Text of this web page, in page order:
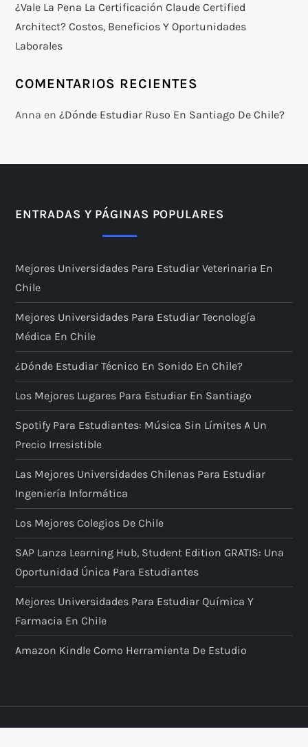
¿Vale La Pena La Certificación Claude Certified
Architect? Costos, Beneficios Y Oportunidades
Laborales
COMENTARIOS RECIENTES
Anna en¿Dónde Estudiar Ruso En Santiago De Chile?
ENTRADAS Y PÁGINAS POPULARES
Mejores Universidades Para Estudiar Veterinaria En
Chile
Mejores Universidades Para Estudiar Tecnología
Médica En Chile
¿Dónde Estudiar Técnico En Sonido En Chile?
Los Mejores Lugares Para Estudiar En Santiago
Spotify Para Estudiantes: Música Sin Límites A Un
Precio Irresistible
Las Mejores Universidades Chilenas Para Estudiar
Ingeniería Informática
Los Mejores Colegios De Chile
SAP Lanza Learning Hub, Student Edition GRATIS: Una
Oportunidad Única Para Estudiantes
Mejores Universidades Para Estudiar Química Y
Farmacia En Chile
Amazon Kindle Como Herramienta De Estudio